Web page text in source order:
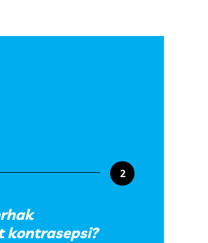
2
kontrasepsi?